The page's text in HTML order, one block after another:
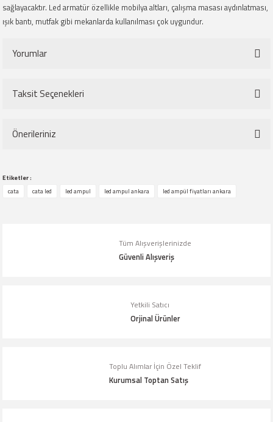
sağlayacaktır. Led armatür özellikle mobilya altları, çalışma masası aydınlatması,
ışık bantı, mutfak gibi mekanlarda kullanılması çok uygundur.
Yorumlar
Taksit Seçenekleri
Önerileriniz
Bu ürünün fiyat bilgisi, resim, ürün açıklamalarında ve diğer konularda
yetersiz gördüğünüz noktaları öneri formunu kullanarak tarafımıza
Ürün resmi kalitesiz, bozuk veya görüntülenemiyor.
Ürün fiyatı diğer sitelerden daha pahalı.
Etiketler :
cata
cata led led ampul led ampul ankara led ampül fiyatları ankara
Tüm Alışverişlerinizde
Güvenli Alışveriş
Yetkili Satıcı
Orjinal Ürünler
Toplu Alımlar İçin Özel Teklif
Kurumsal Toptan Satış